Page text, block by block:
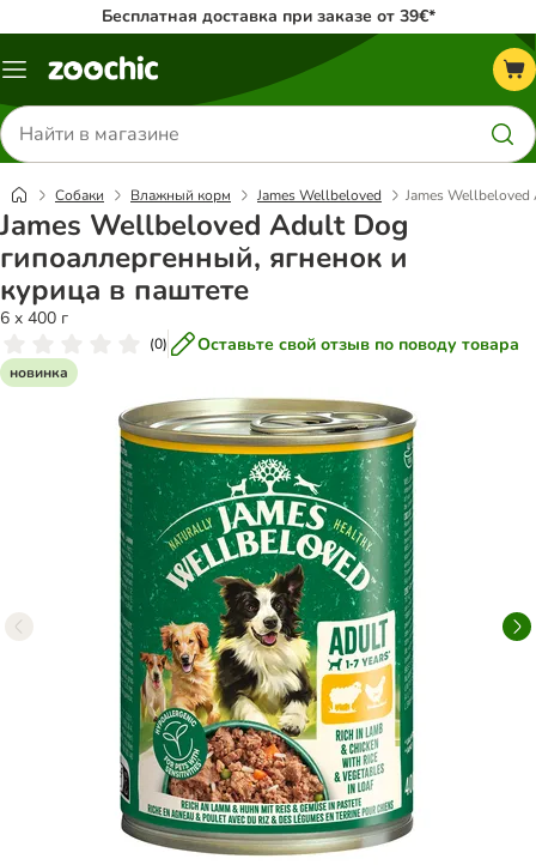
Бесплатная доставка при заказе от 39€*
Каталог
Поиск
товаров
Собаки Влажный корм James Wellbeloved James
James Wellbeloved Adult Dog
гипоаллергенный, ягненок и
курица в паштете
6 x 400 г
(0) Оставьте свой отзыв по поводу товара
новинка